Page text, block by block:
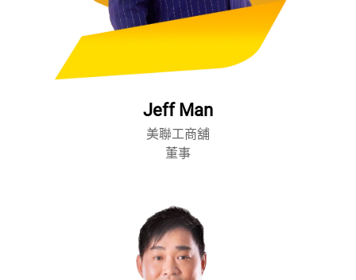
Jeff Man
美聯工商舖
董事